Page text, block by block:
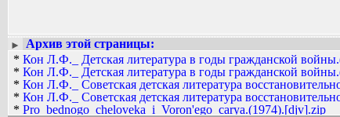
►
Архив этой страницы:
* Кон Л.Ф._ Детская литература в годы гражданской
* Кон Л.Ф._ Детская литература в годы гражданской
* Кон Л.Ф._ Советская детская литература
* Кон Л.Ф._ Советская детская литература
* Pro_bednogo_cheloveka_i_Voron'ego_carya.(1974).[djv].zip